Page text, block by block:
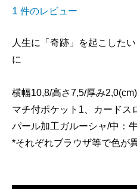
1 件のレビュー
人生に「奇跡」を起こした
に
横幅10,8/高さ7,5/厚み2,0(cm)
マチ付ポケット1、カードス
パール加工ガルーシャ/中：
*それぞれブラウザ等で色が